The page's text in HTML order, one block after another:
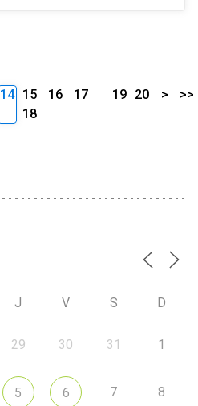
14 15 16
17
18
19 20 > >>
J V S D
29 30 31 1
5 6 7 8